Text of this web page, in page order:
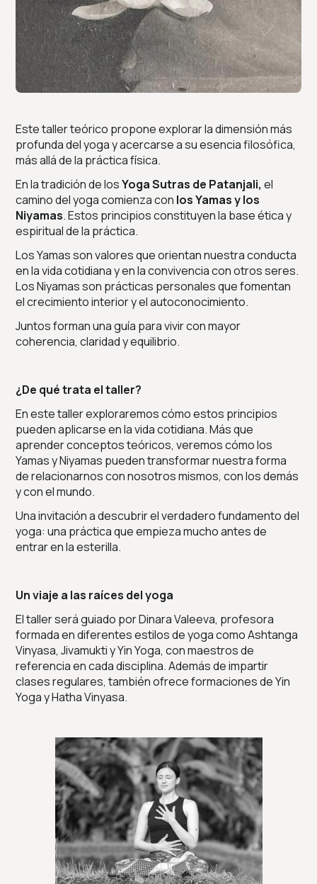
Este taller teórico propone explorar la dimensión más
profunda del yoga y acercarse a su esencia filosófica,
más allá de la práctica física.
En la tradición de losYoga Sutras de Patanjali, el
camino del yoga comienza con los Yamas y los
Niyamas. Estos principios constituyen la base ética y
espiritual de la práctica.
Los Yamas son valores que orientan nuestra conducta
en la vida cotidiana y en la convivencia con otros seres.
Los Niyamas son prácticas personales que fomentan
el crecimiento interior y el autoconocimiento.
Juntos forman una guía para vivir con mayor
coherencia, claridad y equilibrio.
¿De qué trata el taller?
En este taller exploraremos cómo estos principios
pueden aplicarse en la vida cotidiana. Más que
aprender conceptos teóricos, veremos cómo los
Yamas y Niyamas pueden transformar nuestra forma
de relacionarnos con nosotros mismos, con los demás
y con el mundo.
Una invitación a descubrir el verdadero fundamento del
yoga: una práctica que empieza mucho antes de
entrar en la esterilla.
Un viaje a las raíces del yoga
El taller será guiado por Dinara Valeeva, profesora
formada en diferentes estilos de yoga como Ashtanga
Vinyasa, Jivamukti y Yin Yoga, con maestros de
referencia en cada disciplina. Además de impartir
clases regulares, también ofrece formaciones de Yin
Yoga y Hatha Vinyasa.